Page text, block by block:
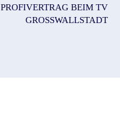
PROFIVERTRAG BEIM TV
GROSSWALLSTADT